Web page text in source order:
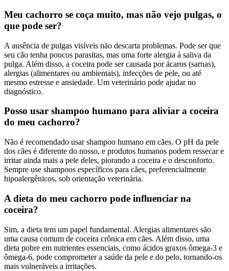
Meu cachorro se coça muito, mas não vejo pulgas, o
que pode ser?
A ausência de pulgas visíveis não descarta problemas. Pode ser que
seu cão tenha poucos parasitas, mas uma forte alergia à saliva da
pulga. Além disso, a coceira pode ser causada por ácaros (sarnas),
alergias (alimentares ou ambientais), infecções de pele, ou até
mesmo estresse e ansiedade. Um veterinário pode ajudar no
diagnóstico.
Posso usar shampoo humano para aliviar a coceira
do meu cachorro?
Não é recomendado usar shampoo humano em cães. O pH da pele
dos cães é diferente do nosso, e produtos humanos podem ressecar e
irritar ainda mais a pele deles, piorando a coceira e o desconforto.
Sempre use shampoos específicos para cães, preferencialmente
hipoalergênicos, sob orientação veterinária.
A dieta do meu cachorro pode influenciar na
coceira?
Sim, a dieta tem um papel fundamental. Alergias alimentares são
uma causa comum de coceira crônica em cães. Além disso, uma
dieta pobre em nutrientes essenciais, como ácidos graxos ômega-3 e
ômega-6, pode comprometer a saúde da pele e do pelo, tornando-os
mais vulneráveis a irritações.